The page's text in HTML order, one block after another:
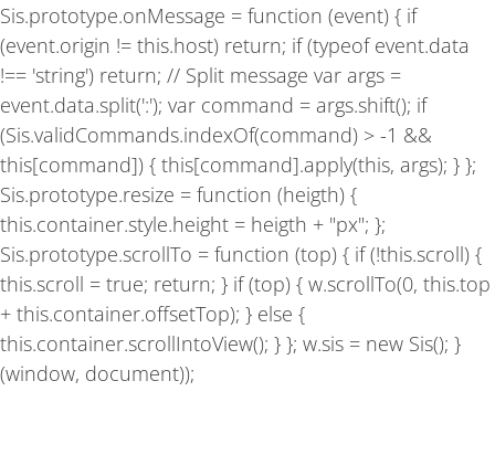
Sis.prototype.onMessage = function (event) { if
(event.origin != this.host) return; if (typeof event.data
!== 'string') return; // Split message var args =
event.data.split(':'); var command = args.shift(); if
(Sis.validCommands.indexOf(command) > -1 &&
this[command]) { this[command].apply(this, args); } };
Sis.prototype.resize = function (heigth) {
this.container.style.height = heigth + "px"; };
Sis.prototype.scrollTo = function (top) { if (!this.scroll) {
this.scroll = true; return; } if (top) { w.scrollTo(0, this.top
+ this.container.offsetTop); } else {
this.container.scrollIntoView(); } }; w.sis = new Sis(); }
(window, document));